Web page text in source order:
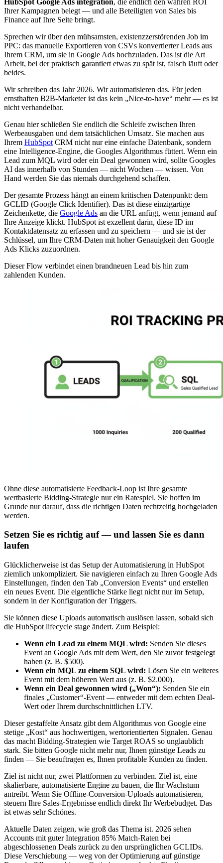
Ihrer Kampagnen belegt — und alle Beteiligten von Sales bis
Finance auf Ihre Seite bringt.
Sprechen wir über den mühsamsten, existenzzerstörenden Job im
PPC: das manuelle Exportieren von CSVs konvertierter Leads aus
Ihrem CRM, um sie in Google Ads hochzuladen. Das ist die Art
Arbeit, bei der praktisch garantiert etwas zu spät ist, falsch läuft oder
beides.
Wir schreiben das Jahr 2026. Wir automatisieren das. Für jeden
ernsthaften B2B-Marketer ist das kein „Nice-to-have“ mehr — es ist
nicht verhandelbar.
Genau hier schließen Sie endlich die Schleife zwischen Ihren
Werbeausgaben und dem tatsächlichen Umsatz. Sie machen aus
Ihrem HubSpot CRM nicht nur eine einfache Datenbank, sondern
eine Intelligence-Engine, die Googles Algorithmus füttert. Wenn ein
Lead zum MQL wird oder ein Deal gewonnen wird, sollte Googles
AI das innerhalb von Stunden — nicht Wochen — wissen. Von
Hand werden Sie das niemals durchgehend schaffen.
Der gesamte Prozess hängt an einem kritischen Datenpunkt: dem
GCLID (Google Click Identifier). Das ist diese einzigartige
Zeichenkette, die Google Ads an die URL anfügt, wenn jemand auf
Ihre Anzeige klickt. HubSpot ist exzellent darin, diese ID im
Kontaktdatensatz zu erfassen und zu speichern — und sie ist der
Schlüssel, um Ihre CRM-Daten mit hoher Genauigkeit den Google
Ads Klicks zuzuordnen.
Dieser Flow verbindet einen brandneuen Lead bis hin zum
zahlenden Kunden.
Ohne diese automatisierte Feedback-Loop ist Ihre gesamte
wertbasierte Bidding-Strategie nur ein Ratespiel. Sie hoffen im
Grunde nur darauf, dass die richtigen Daten rechtzeitig hochgeladen
werden.
Setzen Sie es richtig auf — und lassen Sie es dann
laufen
Glücklicherweise ist das Setup der Automatisierung in HubSpot
ziemlich unkompliziert. Sie navigieren einfach zu Ihren Google Ads
Einstellungen, finden den Tab „Conversion Events“ und erstellen
ein neues Event. Die eigentliche Stärke liegt nicht nur im Setup,
sondern in der Konfiguration der Triggers.
Sie können diese Uploads automatisch auslösen lassen, sobald sich
die HubSpot lifecycle stage ändert. Zum Beispiel:
Wenn ein Lead zu einem MQL wird: Senden Sie dieses
Event an Google Ads mit dem Wert, den Sie zuvor festgelegt
haben (z. B. $500).
Wenn ein MQL zu einem SQL wird: Lösen Sie ein weiteres
Event mit dem höheren Wert aus (z. B. $2.000).
Wenn ein Deal gewonnen wird („Won“): Senden Sie ein
finales „Customer“-Event — entweder mit dem echten Deal-
Wert oder Ihrem durchschnittlichen LTV.
Dieser gestaffelte Ansatz gibt dem Algorithmus von Google eine
stetige „Kost“ aus hochwertigen, wertorientierten Signalen. Genau
das macht Bidding-Strategien wie Target ROAS so unglaublich
stark. Sie bitten Google nicht mehr nur, Ihnen günstige Leads zu
finden — Sie beauftragen es, Ihnen profitable Kunden zu finden.
Ziel ist nicht nur, zwei Plattformen zu verbinden. Ziel ist, eine
skalierbare, automatisierte Engine zu bauen, die Ihr Wachstum
antreibt. Wenn Sie Offline-Conversion-Uploads automatisieren,
steuern Ihre Sales-Ergebnisse endlich direkt Ihr Werbebudget. Das
ist etwas sehr Schönes.
Aktuelle Daten zeigen, wie groß das Thema ist. 2026 sehen
Accounts mit guter Integration 85% Match-Raten bei
abgeschlossenen Deals zurück zu den ursprünglichen GCLIDs.
Diese Verschiebung — weg von der Optimierung auf günstige